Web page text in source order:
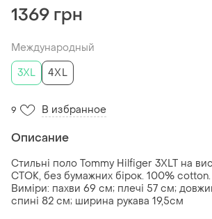
1369 грн
Международный
3XL
4XL
9 В избранное
Описание
Стильні поло Tommy Hilfiger 3XLT на
СТОК, без бумажних бірок. 100% cotton.
Виміри: пахви 69 см; плечі 57 см;
спині 82 см; ширина рукава 19,5см